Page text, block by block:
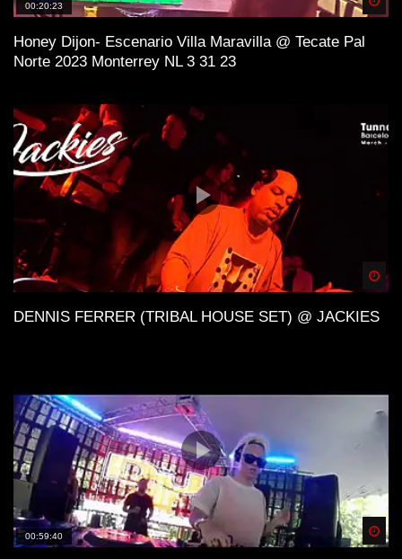
00:20:23
Honey Dijon- Escenario Villa Maravilla @ Tecate Pal
Norte 2023 Monterrey NL 3 31 23
DENNIS FERRER (TRIBAL HOUSE SET) @ JACKIES
00:59:40